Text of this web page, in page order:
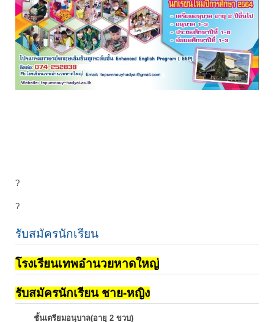
?
?
รับสมัครนักเรียน
โรงเรียนเทพอำนวยหาดใหญ่
รับสมัครนักเรียน ชาย-หญิง
ชั้นเตรียมอนุบาล(อายุ 2 ขวบ)